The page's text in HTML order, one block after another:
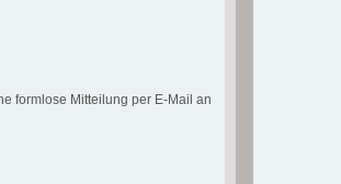
formlose Mitteilung per E-Mail an